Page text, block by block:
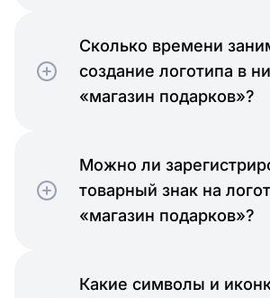
Сколько времени
создание логотипа в
«магазин подарков»?
Можно ли
товарный знак на
«магазин подарков»?
Какие символы и